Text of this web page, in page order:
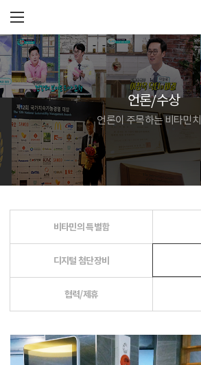
언론/수상
언론이 주목하는 비타민
비타민의 특별함
디지털 첨단장비
협력/제휴